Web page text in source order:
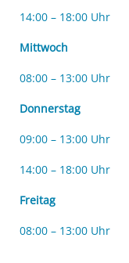
14:00 – 18:00 Uhr
Mittwoch
08:00 – 13:00 Uhr
Donnerstag
09:00 – 13:00 Uhr
14:00 – 18:00 Uhr
Freitag
08:00 – 13:00 Uhr